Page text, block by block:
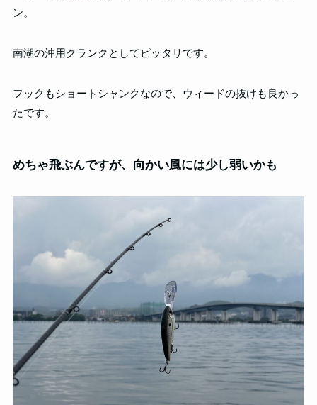
ン。
南湖の沖用クランクとしてピッタリです。
フックもショートシャンクなので、ウィードの抜けも良かっ
たです。
めちゃ飛ぶんですが、向かい風には少し弱いかも